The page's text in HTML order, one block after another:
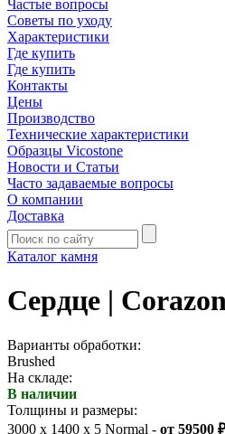
Частые вопросы
Советы по уходу
Характеристики
Где купить
Где купить
Контакты
Цены
Производство
Технические характеристики
Образцы Vicostone
Новости и Статьи
Часто задаваемые вопросы
О компании
Доставка
Каталог камня
Сердце |
Варианты обработки:
Brushed
На складе:
В наличии
Толщины и размеры:
3000 x 1400 x 5 Normal - от 59500 ₽